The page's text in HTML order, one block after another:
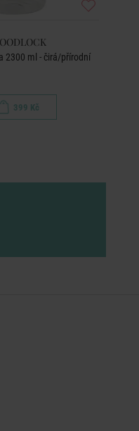
2300 ml - čirá/přírodní
399 Kč